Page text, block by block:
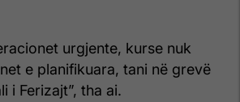
urgjente, kurse nuk
e planifikuara, tani në grevë
i Ferizajt”, tha ai.